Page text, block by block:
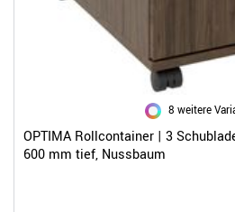
8 weitere
OPTIMA Rollcontainer | 3
600 mm tief, Nussbaum